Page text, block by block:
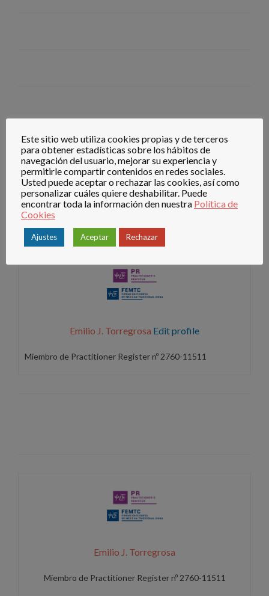
Editar
Emilio J. Torregrosa Edit profile
Miembro de Practitioner Register nº 2760-11511
Emilio J. Torregrosa
Miembro de Practitioner Register nº 2760-11511
Este sitio web utiliza cookies propias y de terceros
para obtener estadísticas sobre los hábitos de
navegación del usuario, mejorar su experiencia y
permitirle compartir contenidos en redes sociales.
Usted puede aceptar o rechazar las cookies, así como
personalizar cuáles quiere deshabilitar. Puede
encontrar toda la información den nuestra Política de
Cookies
Ajustes Aceptar Rechazar